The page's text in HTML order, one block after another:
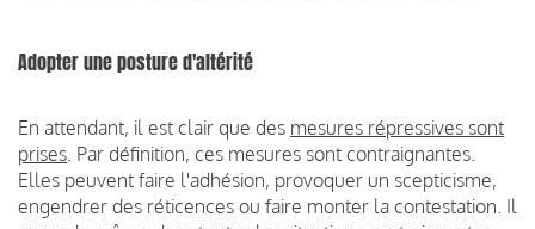
Adopter une posture d'altérité
En attendant, il est clair que des mesures répressives sont
prises . Par définition, ces mesures sont contraignantes.
Elles peuvent faire l'adhésion, provoquer un scepticisme,
engendrer des réticences ou faire monter la contestation. Il